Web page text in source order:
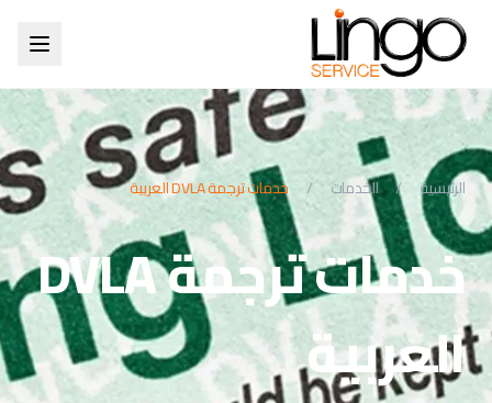
الرئيسية / الخدمات / خدمات ترجمة DVLA العربية
خدمات ترجمة DVLA
العربية